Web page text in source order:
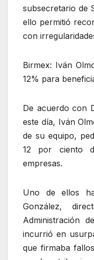
subsecretario de
ello permitió
con
Birmex: Iván
12% para
De acuerdo con
este día, Iván
de su equipo,
12 por ciento
empresas.
Uno de ellos
González,
Administración
incurrió en
que firmaba